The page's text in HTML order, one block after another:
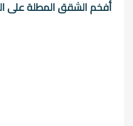
أفخم الشقق المطلة على